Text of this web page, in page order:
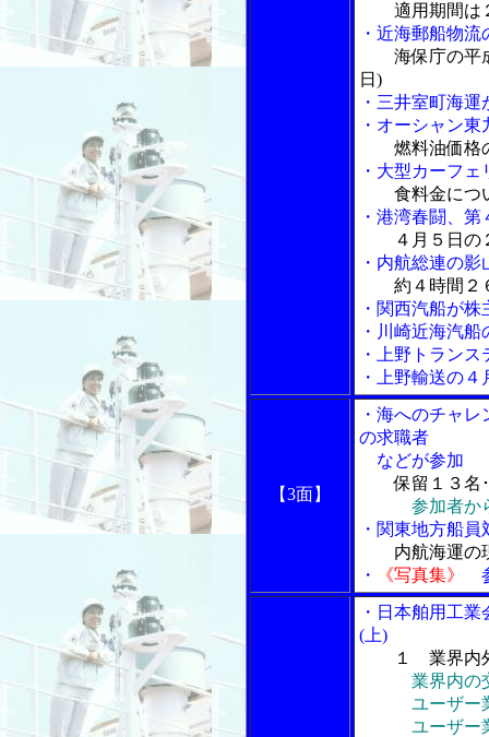
適用期間は
・近海郵船物
海保庁の平
日)
・三井室町海
・オーシャン
燃料油価格
・大型カーフ
食料金につ
・港湾春闘、
４月５日の
・内航総連の
約４時間２
・関西汽船が
・川崎近海汽
・上野トラン
・上野輸送の
【3面】
・海へのチャ
の求職者
などが参加
保留１３名
参加者か
・関東地方船
内航海運の
・
《写真集》
・日本舶用工
(上)
１ 業界内
業界内の
ユーザー業
ユーザー業